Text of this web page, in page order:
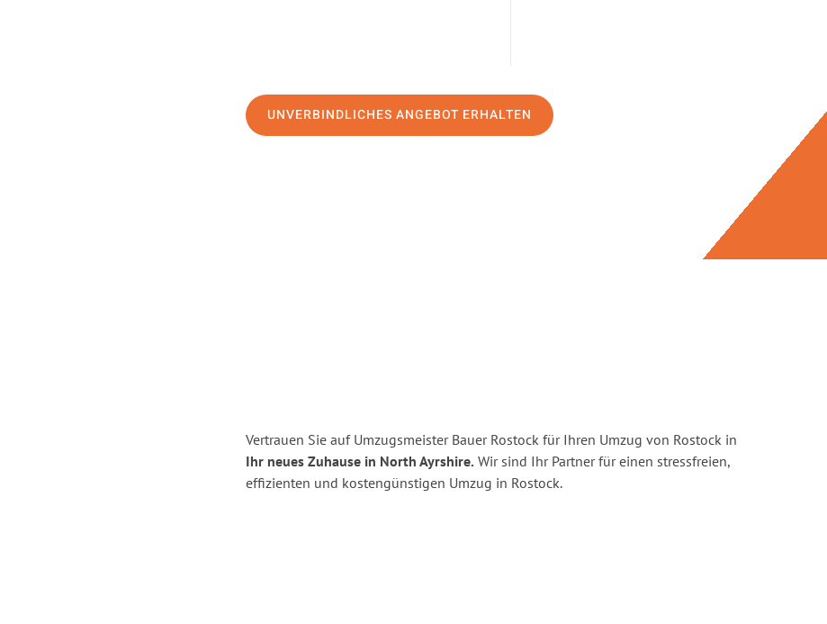
UNVERBINDLICHES ANGEBOT ERHALTEN
Vertrauen Sie auf Umzugsmeister Bauer Rostock für Ihren Umzug von Rostock in
Ihr neues Zuhause in North Ayrshire. Wir sind Ihr Partner für einen stressfreien,
effizienten und kostengünstigen Umzug in Rostock.